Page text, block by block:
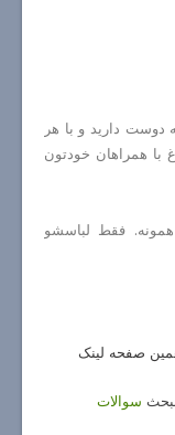
دوست دارید و با هر
با همراهان خودتون
فقط لباسشو
صفحه لینک
سوالات